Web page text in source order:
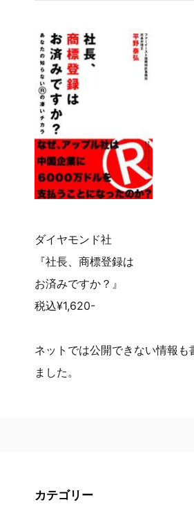
ダイヤモンド社
『社長、商標登録は
お済みですか？』
税込¥1,620-
ネットでは公開できない情報も
ました。
カテゴリー